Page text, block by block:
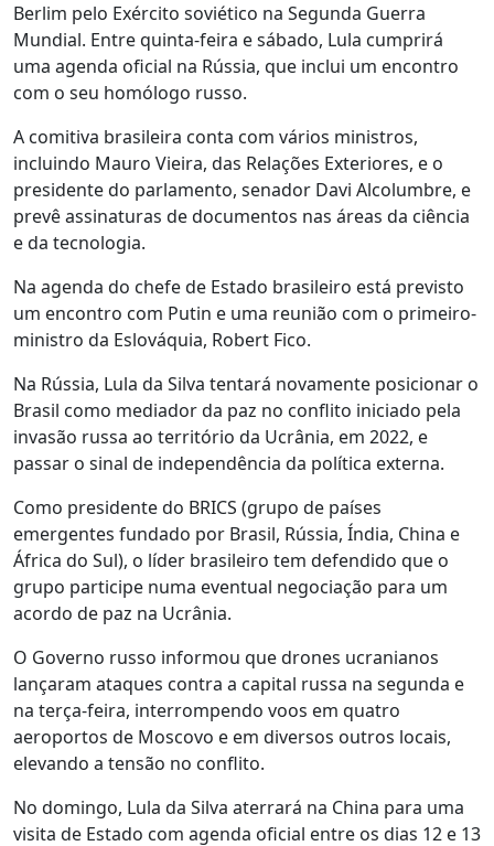
Berlim pelo Exército soviético na Segunda Guerra
Mundial. Entre quinta-feira e sábado, Lula cumprirá
uma agenda oficial na Rússia, que inclui um encontro
com o seu homólogo russo.
A comitiva brasileira conta com vários ministros,
incluindo Mauro Vieira, das Relações Exteriores, e o
presidente do parlamento, senador Davi Alcolumbre, e
prevê assinaturas de documentos nas áreas da ciência
e da tecnologia.
Na agenda do chefe de Estado brasileiro está previsto
um encontro com Putin e uma reunião com o primeiro-
ministro da Eslováquia, Robert Fico.
Na Rússia, Lula da Silva tentará novamente posicionar o
Brasil como mediador da paz no conflito iniciado pela
invasão russa ao território da Ucrânia, em 2022, e
passar o sinal de independência da política externa.
Como presidente do BRICS (grupo de países
emergentes fundado por Brasil, Rússia, Índia, China e
África do Sul), o líder brasileiro tem defendido que o
grupo participe numa eventual negociação para um
acordo de paz na Ucrânia.
O Governo russo informou que drones ucranianos
lançaram ataques contra a capital russa na segunda e
na terça-feira, interrompendo voos em quatro
aeroportos de Moscovo e em diversos outros locais,
elevando a tensão no conflito.
No domingo, Lula da Silva aterrará na China para uma
visita de Estado com agenda oficial entre os dias 12 e 13